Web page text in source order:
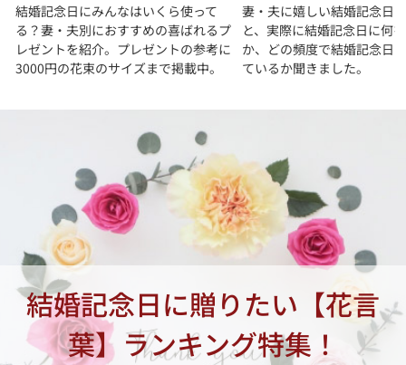
結婚記念日にみんなはいくら使って
る？妻・夫別におすすめの喜ばれるプ
レゼントを紹介。プレゼントの参考に
3000円の花束のサイズまで掲載中。
妻・夫に嬉しい結婚記念日
と、実際に結婚記念日に何
か、どの頻度で結婚記念日
ているか聞きました。
結婚記念日に贈りたい【花言
葉】ランキング特集！